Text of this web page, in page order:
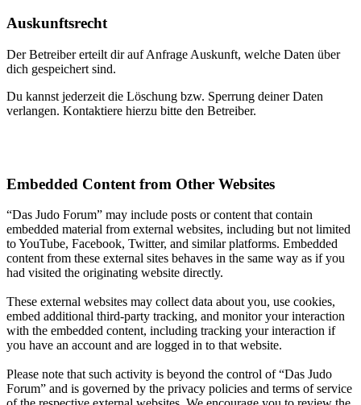
Auskunftsrecht
Der Betreiber erteilt dir auf Anfrage Auskunft, welche Daten über
dich gespeichert sind.
Du kannst jederzeit die Löschung bzw. Sperrung deiner Daten
verlangen. Kontaktiere hierzu bitte den Betreiber.
Embedded Content from Other Websites
“Das Judo Forum” may include posts or content that contain
embedded material from external websites, including but not limited
to YouTube, Facebook, Twitter, and similar platforms. Embedded
content from these external sites behaves in the same way as if you
had visited the originating website directly.
These external websites may collect data about you, use cookies,
embed additional third-party tracking, and monitor your interaction
with the embedded content, including tracking your interaction if
you have an account and are logged in to that website.
Please note that such activity is beyond the control of “Das Judo
Forum” and is governed by the privacy policies and terms of service